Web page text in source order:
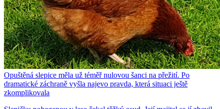
Opuštěná slepice měla už téměř nulovou šanci na přežití. Po
dramatické záchraně vyšla najevo pravda, která situaci ještě
zkomplikovala